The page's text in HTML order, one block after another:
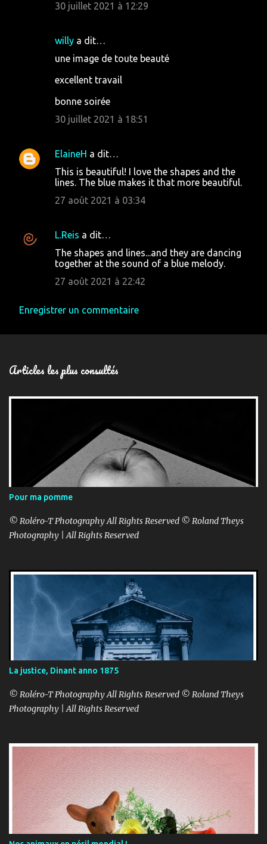
30 juillet 2021 à 12:29
willy a dit…
une image de toute beauté
excellent travail
bonne soirée
30 juillet 2021 à 18:51
ElaineH a dit…
This is beautiful! I love the shapes and the
lines. The blue makes it that more beautiful.
27 août 2021 à 03:34
L.Reis a dit…
The shapes and lines...and they are dancing
together at the sound of a blue melody.
27 août 2021 à 22:42
Enregistrer un commentaire
Articles les plus consultés
Pour ma pomme
© Roléro-T Photography All Rights Reserved © Roland Theys
Photography | All Rights Reserved
La justice, Dinant anno 1875
© Roléro-T Photography All Rights Reserved © Roland Theys
Photography | All Rights Reserved